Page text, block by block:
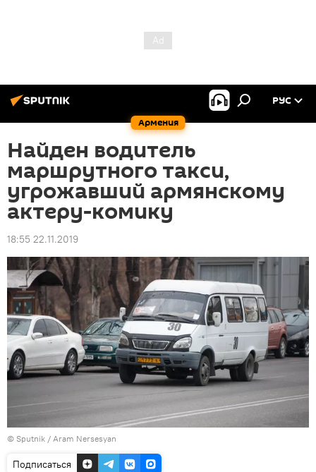
Армения
РУС
Найден водитель
маршрутного такси,
угрожавший армянскому
актеру-комику
18:55 22.11.2019
© Sputnik / Aram Nersesyan
Подписаться